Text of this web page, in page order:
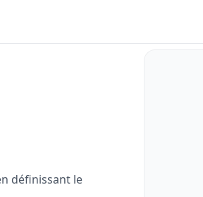
définissant le